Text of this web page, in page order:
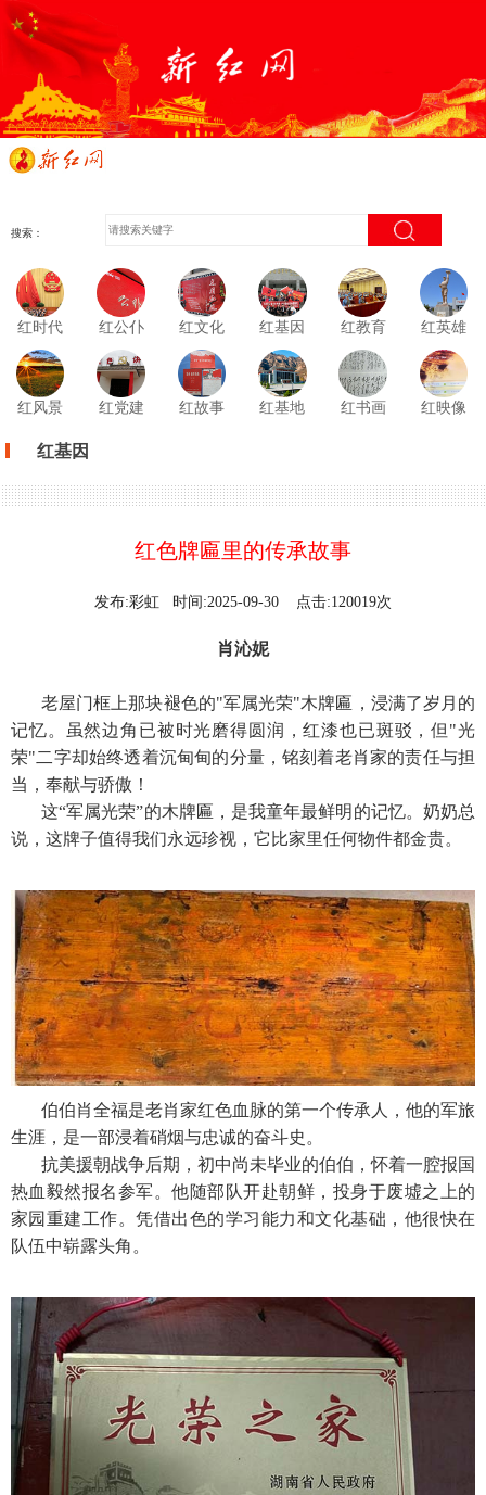
搜索：
红时代 红公仆 红文化 红基因 红教育 红英雄
红风景 红党建 红故事 红基地 红书画 红映像
红基因
红色牌匾里的传承故事
发布:彩虹 时间:2025-09-30 点击:120019次
肖沁妮
老屋门框上那块褪色的"军属光荣"木牌匾，浸满了岁月的
记忆。虽然边角已被时光磨得圆润，红漆也已斑驳，但"光
荣"二字却始终透着沉甸甸的分量，铭刻着老肖家的责任与担
当，奉献与骄傲！
这“军属光荣”的木牌匾，是我童年最鲜明的记忆。奶奶总
说，这牌子值得我们永远珍视，它比家里任何物件都金贵。
伯伯肖全福是老肖家红色血脉的第一个传承人，他的军旅
生涯，是一部浸着硝烟与忠诚的奋斗史。
抗美援朝战争后期，初中尚未毕业的伯伯，怀着一腔报国
热血毅然报名参军。他随部队开赴朝鲜，投身于废墟之上的
家园重建工作。凭借出色的学习能力和文化基础，他很快在
队伍中崭露头角。